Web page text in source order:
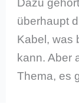
überhaupt
Kabel, was
kann. Aber
Thema, es